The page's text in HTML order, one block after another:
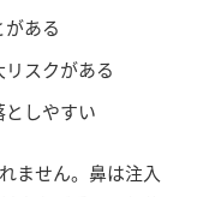
ある
スクがある
しやすい
ません。鼻は注入